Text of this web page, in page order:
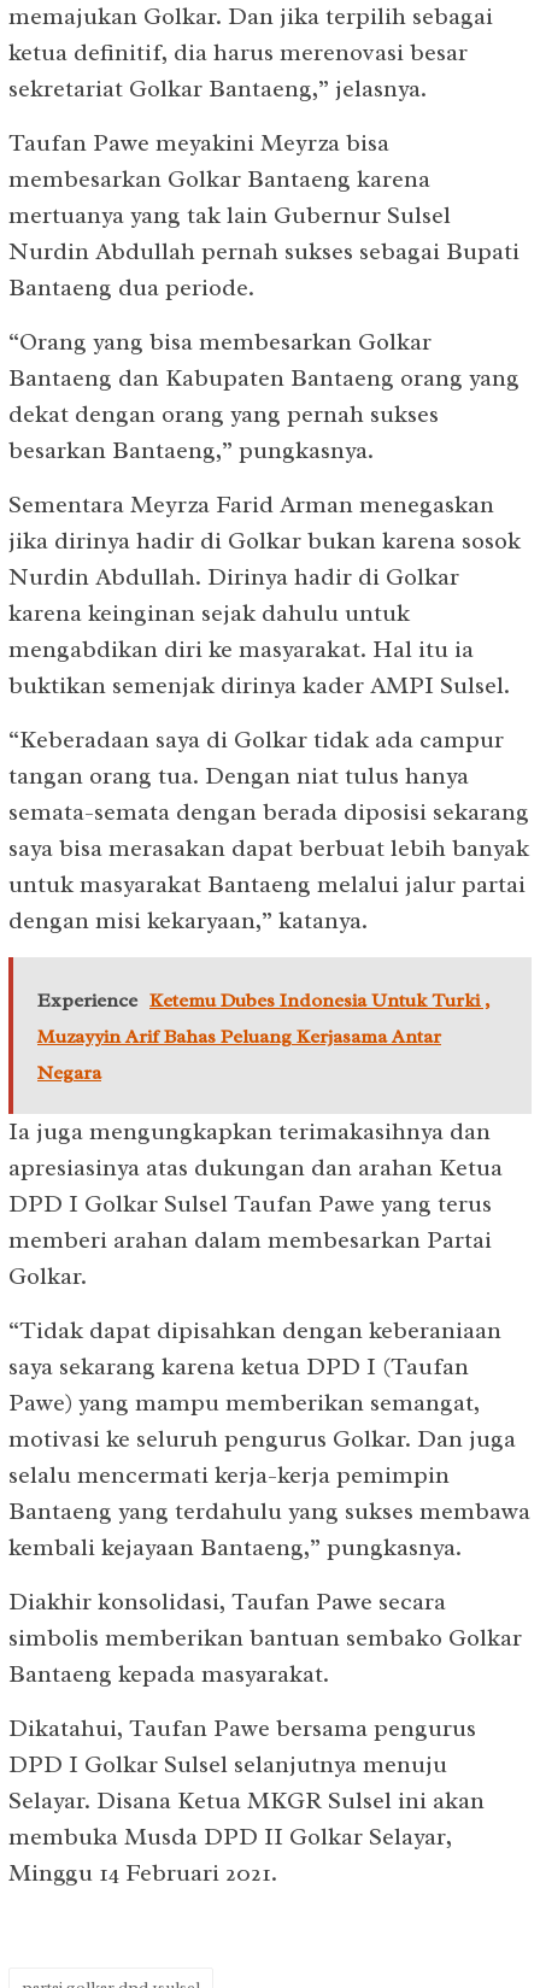
memajukan Golkar. Dan jika terpilih sebagai
ketua definitif, dia harus merenovasi besar
sekretariat Golkar Bantaeng,” jelasnya.
Taufan Pawe meyakini Meyrza bisa
membesarkan Golkar Bantaeng karena
mertuanya yang tak lain Gubernur Sulsel
Nurdin Abdullah pernah sukses sebagai Bupati
Bantaeng dua periode.
“Orang yang bisa membesarkan Golkar
Bantaeng dan Kabupaten Bantaeng orang yang
dekat dengan orang yang pernah sukses
besarkan Bantaeng,” pungkasnya.
Sementara Meyrza Farid Arman menegaskan
jika dirinya hadir di Golkar bukan karena sosok
Nurdin Abdullah. Dirinya hadir di Golkar
karena keinginan sejak dahulu untuk
mengabdikan diri ke masyarakat. Hal itu ia
buktikan semenjak dirinya kader AMPI Sulsel.
“Keberadaan saya di Golkar tidak ada campur
tangan orang tua. Dengan niat tulus hanya
semata-semata dengan berada diposisi sekarang
saya bisa merasakan dapat berbuat lebih banyak
untuk masyarakat Bantaeng melalui jalur partai
dengan misi kekaryaan,” katanya.
Experience Ketemu Dubes Indonesia Untuk Turki ,
Muzayyin Arif Bahas Peluang Kerjasama Antar
Negara
Ia juga mengungkapkan terimakasihnya dan
apresiasinya atas dukungan dan arahan Ketua
DPD I Golkar Sulsel Taufan Pawe yang terus
memberi arahan dalam membesarkan Partai
Golkar.
“Tidak dapat dipisahkan dengan keberaniaan
saya sekarang karena ketua DPD I (Taufan
Pawe) yang mampu memberikan semangat,
motivasi ke seluruh pengurus Golkar. Dan juga
selalu mencermati kerja-kerja pemimpin
Bantaeng yang terdahulu yang sukses membawa
kembali kejayaan Bantaeng,” pungkasnya.
Diakhir konsolidasi, Taufan Pawe secara
simbolis memberikan bantuan sembako Golkar
Bantaeng kepada masyarakat.
Dikatahui, Taufan Pawe bersama pengurus
DPD I Golkar Sulsel selanjutnya menuju
Selayar. Disana Ketua MKGR Sulsel ini akan
membuka Musda DPD II Golkar Selayar,
Minggu 14 Februari 2021.